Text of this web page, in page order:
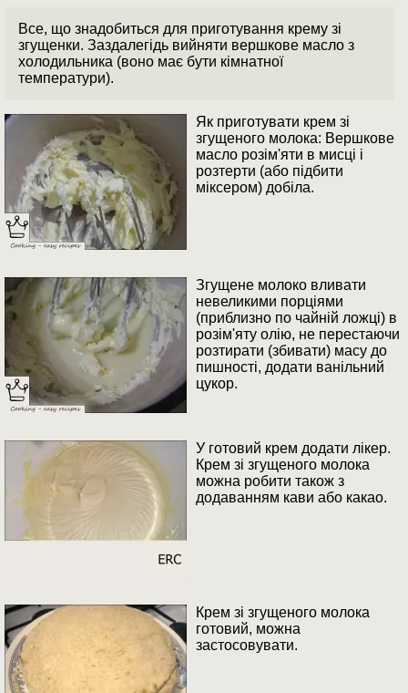
Все, що знадобиться для приготування крему зі
згущенки. Заздалегідь вийняти вершкове масло з
холодильника (воно має бути кімнатної
температури).
Як приготувати крем зі
згущеного молока: Вершкове
масло розім'яти в мисці і
розтерти (або підбити
міксером) добіла.
Згущене молоко вливати
невеликими порціями
(приблизно по чайній ложці) в
розім'яту олію, не перестаючи
розтирати (збивати) масу до
пишності, додати ванільний
цукор.
У готовий крем додати лікер.
Крем зі згущеного молока
можна робити також з
додаванням кави або какао.
Крем зі згущеного молока
готовий, можна
застосовувати.